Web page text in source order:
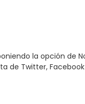
la opción de
de Twitter, Facebook